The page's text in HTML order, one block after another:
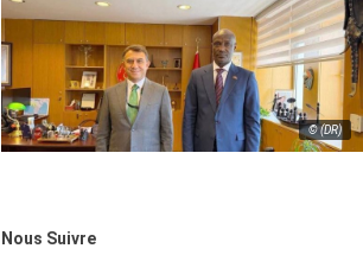
© (DR)
Nous Suivre